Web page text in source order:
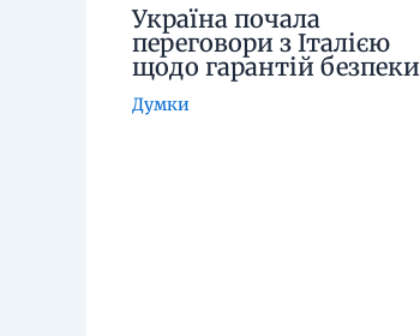
Україна почала
переговори з Італією
щодо гарантій безпеки
Думки